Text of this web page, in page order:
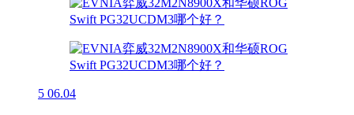
5 06.04